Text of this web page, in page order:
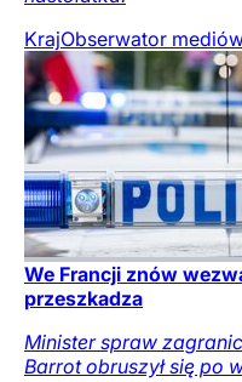
KrajObserwator
We Francji znów
przeszkadza
Minister spraw
Barrot obruszył się po